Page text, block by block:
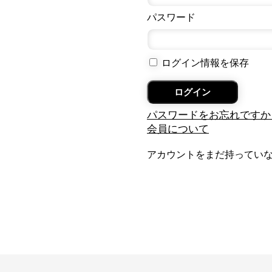
パスワード
ログイン情報を保存
パスワードをお忘れですか
会員について
アカウントをまだ持ってい